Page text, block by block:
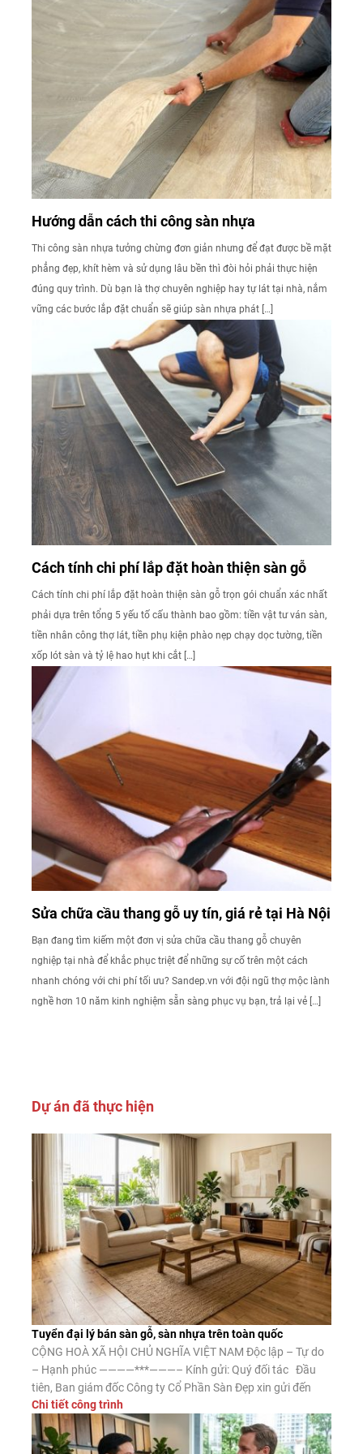
Hướng dẫn cách thi công sàn nhựa
Thi công sàn nhựa tưởng chừng đơn giản nhưng để đạt được bề mặt
phẳng đẹp, khít hèm và sử dụng lâu bền thì đòi hỏi phải thực hiện
đúng quy trình. Dù bạn là thợ chuyên nghiệp hay tự lát tại nhà, nắm
vững các bước lắp đặt chuẩn sẽ giúp sàn nhựa phát […]
Cách tính chi phí lắp đặt hoàn thiện sàn gỗ
Cách tính chi phí lắp đặt hoàn thiện sàn gỗ trọn gói chuẩn xác nhất
phải dựa trên tổng 5 yếu tố cấu thành bao gồm: tiền vật tư ván sàn,
tiền nhân công thợ lát, tiền phụ kiện phào nẹp chạy dọc tường, tiền
xốp lót sàn và tỷ lệ hao hụt khi cắt […]
Sửa chữa cầu thang gỗ uy tín, giá rẻ tại Hà Nội
Bạn đang tìm kiếm một đơn vị sửa chữa cầu thang gỗ chuyên
nghiệp tại nhà để khắc phục triệt để những sự cố trên một cách
nhanh chóng với chi phí tối ưu? Sandep.vn với đội ngũ thợ mộc lành
nghề hơn 10 năm kinh nghiệm sẵn sàng phục vụ bạn, trả lại vẻ […]
Dự án đã thực hiện
Tuyển đại lý bán sàn gỗ, sàn nhựa trên toàn quốc
CỘNG HOÀ XÃ HỘI CHỦ NGHĨA VIỆT NAM Độc lập – Tự do
– Hạnh phúc ————***———– Kính gửi: Quý đối tác Đầu
tiên, Ban giám đốc Công ty Cổ Phần Sàn Đẹp xin gửi đến
Quý đối tác lời chào trân trọng, lời chúc may mắn và thành
công. Công ty CP Sàn […]
Chi tiết công trình